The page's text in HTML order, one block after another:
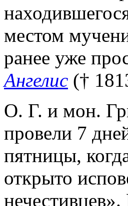
местом
ранее уже
Ангелис (†
О. Г. и мон.
провели 7
пятницы,
открыто